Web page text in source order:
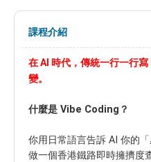
課程介紹
在 AI 時代，傳統一行一行
變。
什麼是 Vibe Coding？
你用日常語言告訴 AI 你的
做一個香港鐵路即時擁擠度